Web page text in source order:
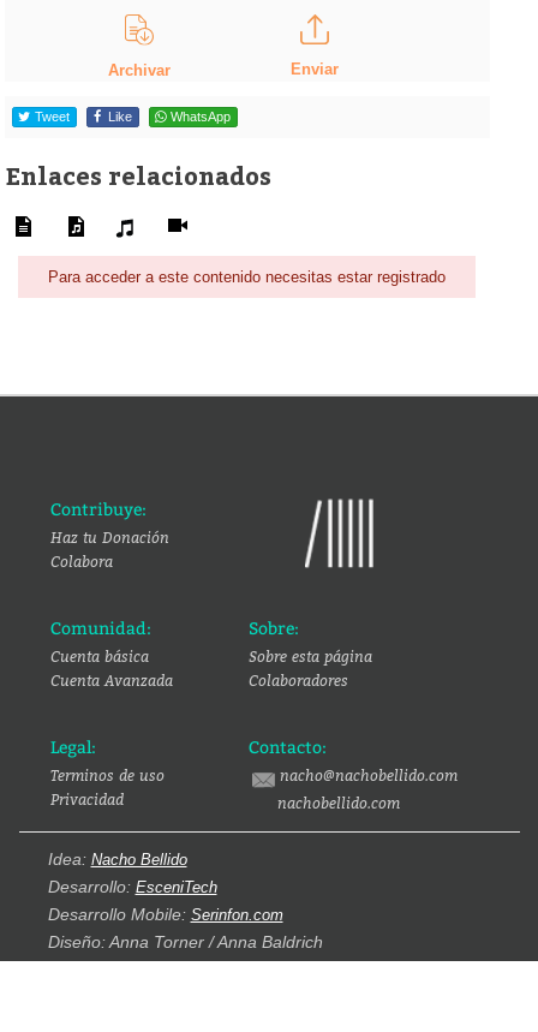
Archivar Enviar
Tweet Like WhatsApp
Enlaces relacionados
Para acceder a este contenido necesitas estar registrado
Contribuye:
Haz tu Donación
Colabora
Comunidad:
Cuenta básica
Cuenta Avanzada
Sobre:
Sobre esta página
Colaboradores
Legal:
Terminos de uso
Privacidad
Contacto:
nacho@nachobellido.com
nachobellido.com
Idea: Nacho Bellido
Desarrollo: EsceniTech
Desarrollo Mobile: Serinfon.com
Diseño: Anna Torner / Anna Baldrich